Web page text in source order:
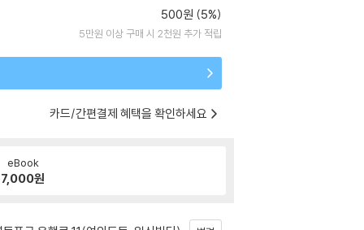
500원 (5%)
5만원 이상 구매 시 2천원 추가 적립
카드/간편결제 혜택을 확인하세요
eBook
7,000원